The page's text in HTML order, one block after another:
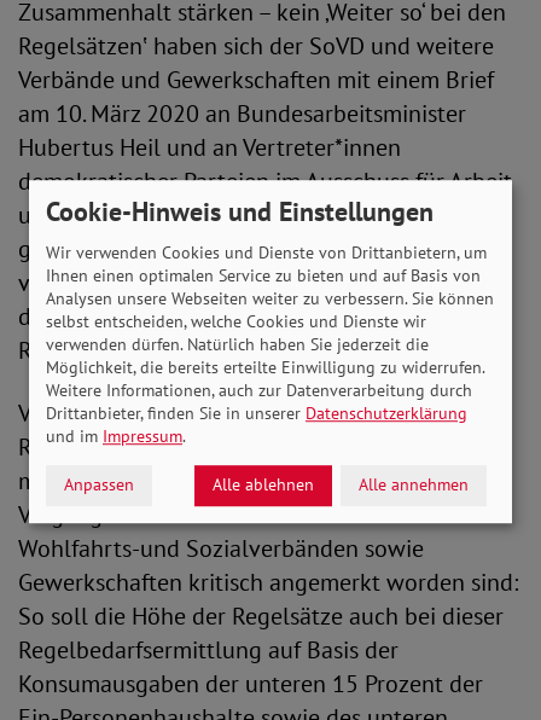
Zusammenhalt stärken – kein ‚Weiter so‘ bei den
Regelsätzen‛ haben sich der SoVD und weitere
Verbände und Gewerkschaften mit einem Brief
am 10. März 2020 an Bundesarbeitsminister
Hubertus Heil und an Vertreter*innen
demokratischer Parteien im Ausschuss für Arbeit
und Soziales des Deutschen Bundestags
gewandt. Die darin angebrachte Kritik an den
vergangenen Verfahrensweisen zur Bemessung
der Regelsätze wurden an keiner Stelle des
Referentenentwurfs aufgegriffen.
Vielmehr weist die Verfahrensweise der
Regelbedarfsermittlung die gleichen
methodischen Mängel auf, die in der
Vergangenheit vom SoVD und vielen weiteren
Wohlfahrts-und Sozialverbänden sowie
Gewerkschaften kritisch angemerkt worden sind:
So soll die Höhe der Regelsätze auch bei dieser
Regelbedarfsermittlung auf Basis der
Konsumausgaben der unteren 15 Prozent der
Cookie-Hinweis und Einstellungen
Wir verwenden Cookies und Dienste von Drittanbietern, um
Ihnen einen optimalen Service zu bieten und auf Basis von
Analysen unsere Webseiten weiter zu verbessern. Sie können
selbst entscheiden, welche Cookies und Dienste wir
verwenden dürfen. Natürlich haben Sie jederzeit die
Möglichkeit, die bereits erteilte Einwilligung zu widerrufen.
Weitere Informationen, auch zur Datenverarbeitung durch
Drittanbieter, finden Sie in unserer Datenschutzerklärung
und im Impressum.
Anpassen Alle ablehnen Alle annehmen